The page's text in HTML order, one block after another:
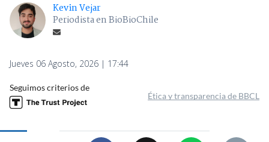
Kevin Vejar
Periodista en BioBioChile
Jueves 06 Agosto, 2026 | 17:44
Seguimos criterios de
Ética y transparencia de BBCL